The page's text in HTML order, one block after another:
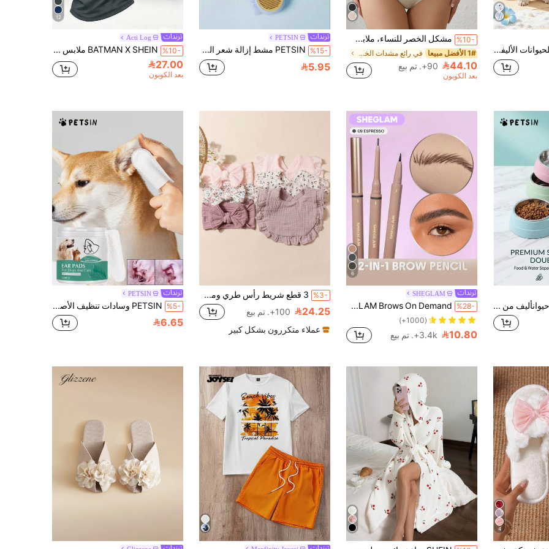
قميص صيفي للحيوانات الأليفة بقصة ضيقة غير مرنة، بنقشة نجوم البحر المخططة باللون الأزرق، مناسب للقطط والكلاب الصغيرة للارتداء في الأماكن المغلقة أو المفتوحة في الربيع والصيف والخريف (المقاس صغير، نوصي بشراء مقاس أكبر ب- 1-2)
%10- مشكل الخصر للنساء، ملابس داخلية مضغطة للتحكم في البطن
1# الأفضل مبيعا في رائع مشدات الخصر للنساء
44.10 90+. تم بيع
بعد الكوبون
PETSIN
%15- PETSIN مشط إزالة شعر القطط، مشط استحمام وتدليك للحيوانات الأليفة لإزالة الشعر المتساقط من القطط والأرانب والكلاب، مستلزمات العناية بالحيوانات الأليفة
5.95
12
Acti Log
%10- BATMAN X SHEIN ملابس علوية رياضي بدون أكمام للرجال برباط قابل للتعديل وغطاء رأس، كاجوال متعدد الاستخدامات للسفر اليومي والرياضة والجيم
27.00
بعد الكوبون
PETSIN وعاء حيوانأليف من الفولاذ المقاوم للصدأ مزدوج الاستخدام سعة 100 مل لإطعام الحيوانات وإسقاطها، وعاء حيوانأليف بلاستيكي للقطط والكلاب
6
SHEGLAM
%28- SHEGLAM Brows On Demand قلم حواجب 2 في 1-Espresso محدد ماركة تجميل ومكياج للنساء والفتيات
(1000+)
10.80 3.4k+. تم بيع
%3- 3 قطع شريط رأس طري ومطاطي للأطفال + 3 قطع من المآزر المبللة للأطفال باللون الحلوى حب عيد الحب
24.25 100+. تم بيع
عملاء متكررون بشكل كبير
PETSIN
%5- PETSIN وسادات تنظيف الأصابع للآذان للكلاب والقطط والحيوانات الأليفة قطعة واحدة ، تزيل الأوساخ
6.65
4